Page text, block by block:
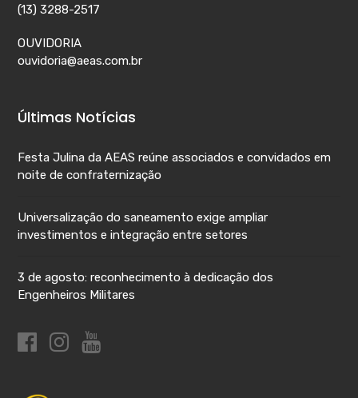
(13) 3288-2517
OUVIDORIA
ouvidoria@aeas.com.br
Últimas Notícias
Festa Julina da AEAS reúne associados e convidados em
noite de confraternização
Universalização do saneamento exige ampliar
investimentos e integração entre setores
3 de agosto: reconhecimento à dedicação dos
Engenheiros Militares